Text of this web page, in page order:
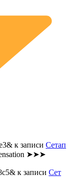
к записи Сетап
➤➤➤
к записи Сет